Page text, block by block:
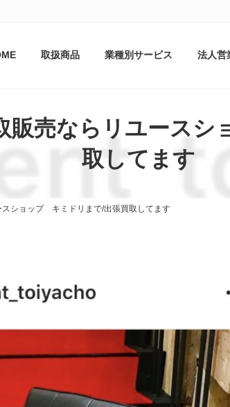
取扱商品 業種別サービス 法人営
販売ならリユース
取してます
ショップ キミドリまで/出張買取してます